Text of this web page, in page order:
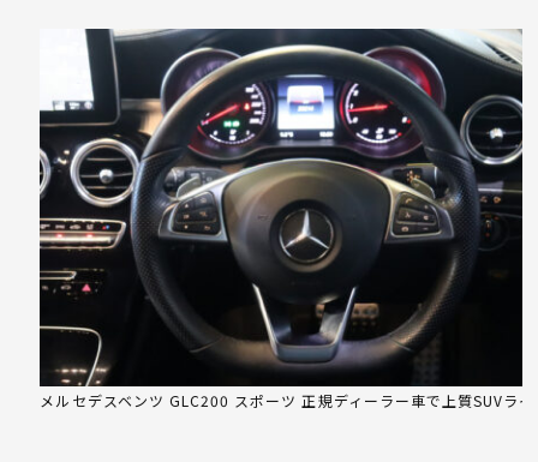
メルセデスベンツ GLC200 スポーツ 正規ディーラー車で上質SUVラ